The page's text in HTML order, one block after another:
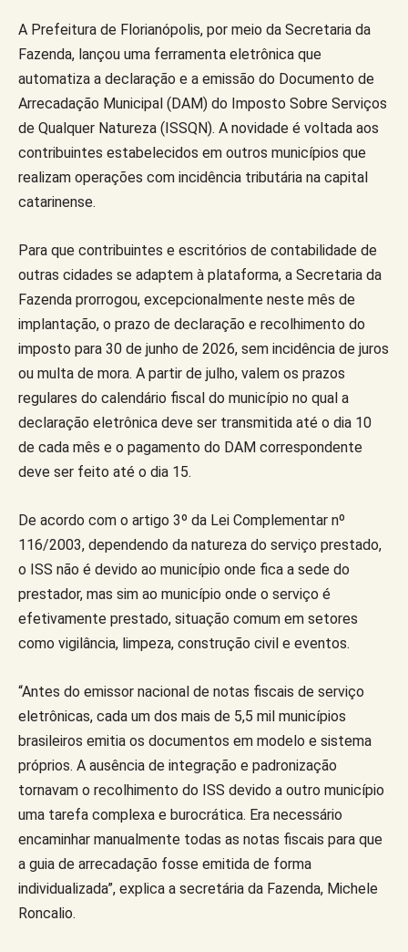
A Prefeitura de Florianópolis, por meio da Secretaria da
Fazenda, lançou uma ferramenta eletrônica que
automatiza a declaração e a emissão do Documento de
Arrecadação Municipal (DAM) do Imposto Sobre Serviços
de Qualquer Natureza (ISSQN). A novidade é voltada aos
contribuintes estabelecidos em outros municípios que
realizam operações com incidência tributária na capital
catarinense.
Para que contribuintes e escritórios de contabilidade de
outras cidades se adaptem à plataforma, a Secretaria da
Fazenda prorrogou, excepcionalmente neste mês de
implantação, o prazo de declaração e recolhimento do
imposto para 30 de junho de 2026, sem incidência de juros
ou multa de mora. A partir de julho, valem os prazos
regulares do calendário fiscal do município no qual a
declaração eletrônica deve ser transmitida até o dia 10
de cada mês e o pagamento do DAM correspondente
deve ser feito até o dia 15.
De acordo com o artigo 3º da Lei Complementar nº
116/2003, dependendo da natureza do serviço prestado,
o ISS não é devido ao município onde fica a sede do
prestador, mas sim ao município onde o serviço é
efetivamente prestado, situação comum em setores
como vigilância, limpeza, construção civil e eventos.
“Antes do emissor nacional de notas fiscais de serviço
eletrônicas, cada um dos mais de 5,5 mil municípios
brasileiros emitia os documentos em modelo e sistema
próprios. A ausência de integração e padronização
tornavam o recolhimento do ISS devido a outro município
uma tarefa complexa e burocrática. Era necessário
encaminhar manualmente todas as notas fiscais para que
a guia de arrecadação fosse emitida de forma
individualizada”, explica a secretária da Fazenda, Michele
Roncalio.